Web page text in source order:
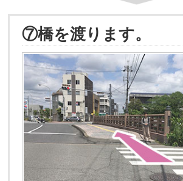
⑦橋を渡ります。